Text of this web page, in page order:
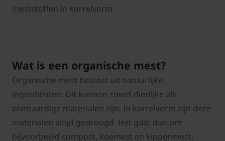
meststoffen in korrelvorm.
Wat is een organische mest?
Organische mest bestaat uit natuurlijke
ingrediënten. Dit kunnen zowel dierlijke als
plantaardige materialen zijn. In korrelvorm zijn deze
materialen altijd gedroogd. Het gaat dan om
bijvoorbeeld compost, koemest en kippenmest.